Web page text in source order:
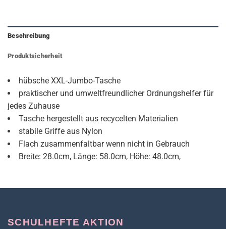
Beschreibung
Produktsicherheit
hübsche XXL-Jumbo-Tasche
praktischer und umweltfreundlicher Ordnungshelfer für
jedes Zuhause
Tasche hergestellt aus recycelten Materialien
stabile Griffe aus Nylon
Flach zusammenfaltbar wenn nicht in Gebrauch
Breite: 28.0cm, Länge: 58.0cm, Höhe: 48.0cm,
SCHULHEFTE AKTION